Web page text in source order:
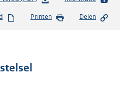
s
Printen Delen